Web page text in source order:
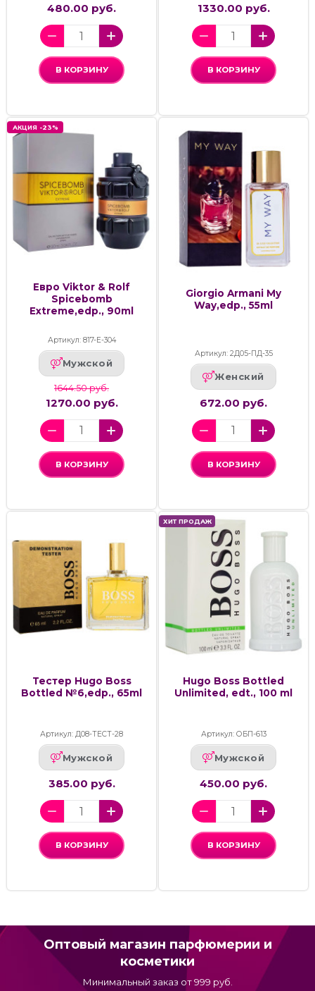
480.00 руб.
В КОРЗИНУ
1330.00 руб.
В КОРЗИНУ
АКЦИЯ -23%
Евро Viktor & Rolf
Spicebomb
Extreme,edp., 90ml
Артикул: 817-Е-304
Мужской
1644.50 руб.
1270.00 руб.
В КОРЗИНУ
Giorgio Armani My
Way,edp., 55ml
Артикул: 2Д05-ПД-35
Женский
672.00 руб.
В КОРЗИНУ
Тестер Hugo Boss
Bottled №6,edp., 65ml
Артикул: Д08-ТЕСТ-28
Мужской
385.00 руб.
В КОРЗИНУ
ХИТ ПРОДАЖ
Hugo Boss Bottled
Unlimited, edt., 100 ml
Артикул: ОБП-613
Мужской
450.00 руб.
В КОРЗИНУ
Оптовый магазин парфюмерии и
косметики
Минимальный заказ от 999 руб.